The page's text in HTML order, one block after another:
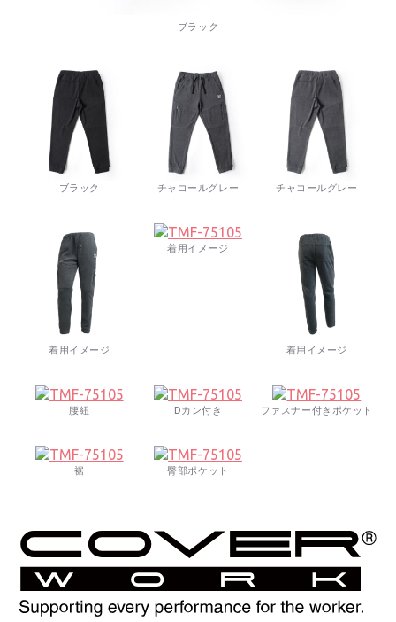
ブラック
ブラック チャコールグレー チャコールグレー
着用イメージ
着用イメージ
着用イメージ
腰紐 Dカン付き ファスナー付きポケット
裾 臀部ポケット